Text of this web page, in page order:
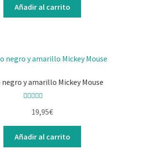
Añadir al carrito
y amarillo Mickey Mouse
5.00de 5
19,95€
Añadir al carrito